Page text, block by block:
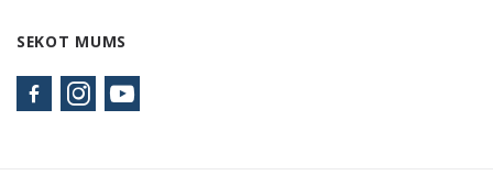
SEKOT MUMS